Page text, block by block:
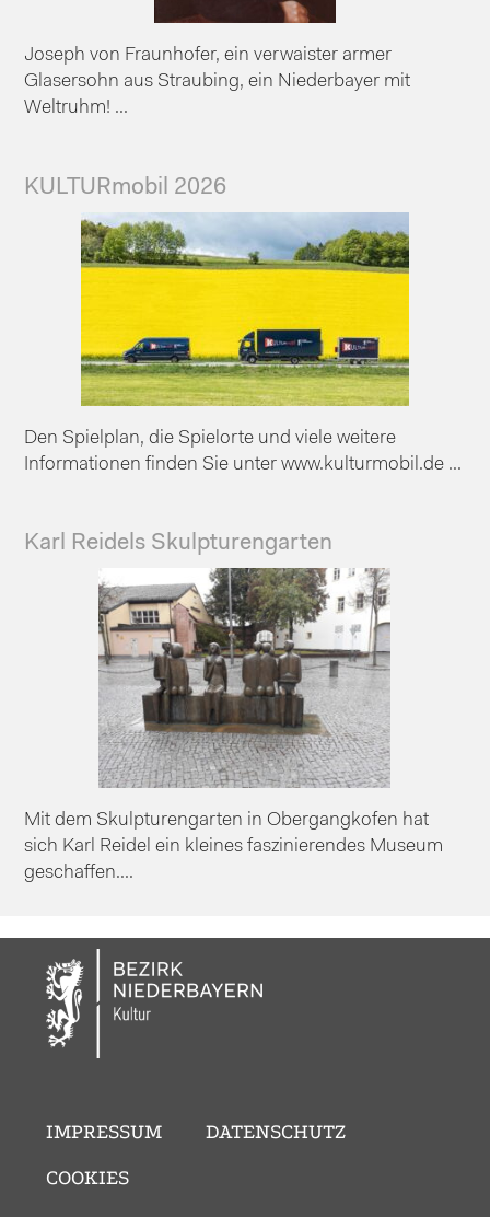
Joseph von Fraunhofer, ein verwaister armer
Glasersohn aus Straubing, ein Niederbayer mit
Weltruhm! ...
KULTURmobil 2026
Den Spielplan, die Spielorte und viele weitere
Informationen finden Sie unter www.kulturmobil.de ...
Karl Reidels Skulpturengarten
Mit dem Skulpturengarten in Obergangkofen hat
sich Karl Reidel ein kleines faszinierendes Museum
geschaffen....
IMPRESSUM
DATENSCHUTZ
COOKIES